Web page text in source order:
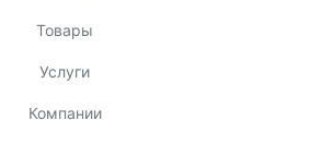
Товары
Услуги
Компании